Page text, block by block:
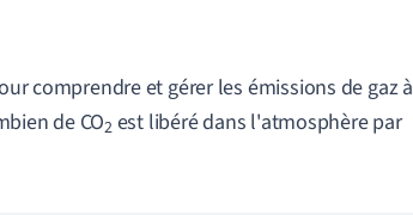
comprendre et gérer les émissions de gaz à
de CO2 est libéré dans l'atmosphère par